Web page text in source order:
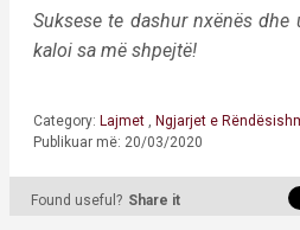
Suksese te dashur nxënës
kaloi sa më shpejtë!
Category: Lajmet
Ngjarjet e
Publikuar më: 20/03/2020
Found useful? Share it